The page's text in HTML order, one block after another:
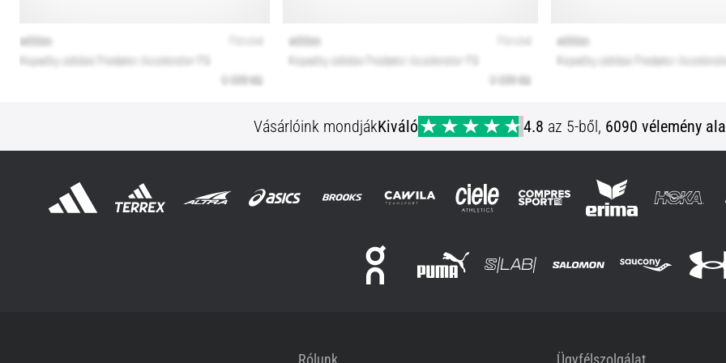
Vásárlóink mondjákKiváló 4.8 az 5-ből, 6090 vélemény
Rólunk Ügyfélszolgálat